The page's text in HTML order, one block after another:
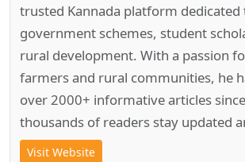
trusted Kannada platform
government schemes, student
rural development. With a passion
farmers and rural communities, he
over 2000+ informative articles
thousands of readers stay updated
Visit Website